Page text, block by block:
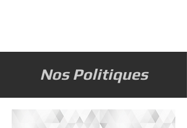
Nos Politiques